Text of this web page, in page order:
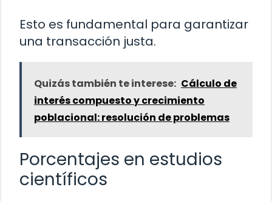
Esto es fundamental para garantizar
una transacción justa.
Quizás también te interese: Cálculo de
interés compuesto y crecimiento
poblacional: resolución de problemas
Porcentajes en estudios
científicos